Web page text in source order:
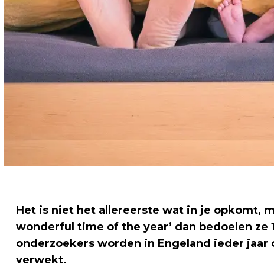
Het is niet het allereerste wat in je opkomt,
wonderful time of the year’ dan bedoelen ze
onderzoekers worden in Engeland ieder jaar
verwekt.